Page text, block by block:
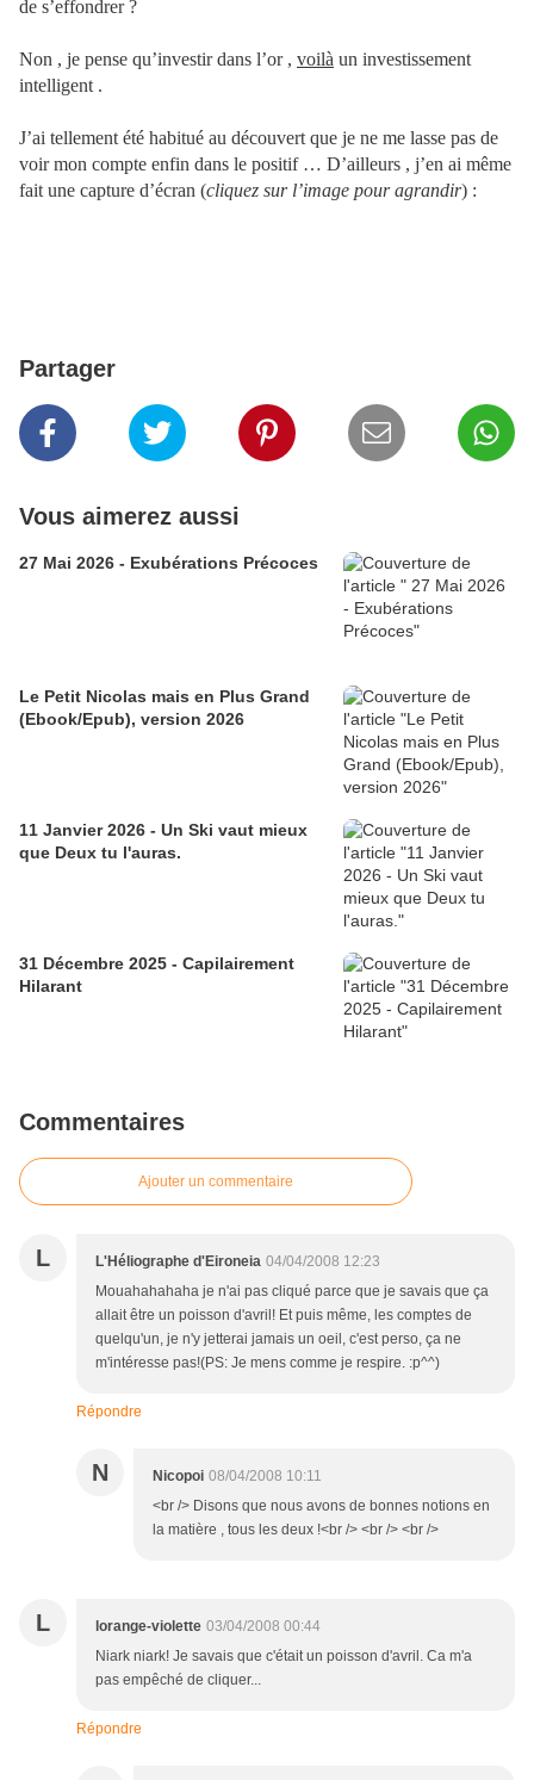
de s’effondrer ?
Non , je pense qu’investir dans l’or , voilà un investissement
intelligent .
J’ai tellement été habitué au découvert que je ne me lasse pas de
voir mon compte enfin dans le positif … D’ailleurs , j’en ai même
fait une capture d’écran (cliquez sur l’image pour agrandir) :
Partager
Vous aimerez aussi
27 Mai 2026 - Exubérations Précoces
Le Petit Nicolas mais en Plus Grand
(Ebook/Epub), version 2026
11 Janvier 2026 - Un Ski vaut mieux
que Deux tu l'auras.
31 Décembre 2025 - Capilairement
Hilarant
Commentaires
Ajouter un commentaire
L L'Héliographe d'Eironeia 04/04/2008 12:23
Mouahahahaha je n'ai pas cliqué parce que je savais que ça
allait être un poisson d'avril! Et puis même, les comptes de
quelqu'un, je n'y jetterai jamais un oeil, c'est perso, ça ne
m'intéresse pas!(PS: Je mens comme je respire. :p^^)
Répondre
N Nicopoi 08/04/2008 10:11
<br /> Disons que nous avons de bonnes notions en
la matière , tous les deux !<br /> <br /> <br />
L lorange-violette 03/04/2008 00:44
Niark niark! Je savais que c'était un poisson d'avril. Ca m'a
pas empêché de cliquer...
Répondre